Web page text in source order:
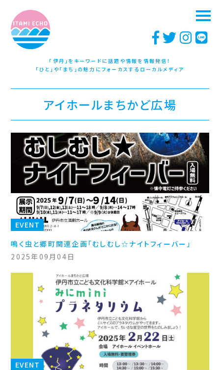
「伊丹」をキーワードに話題や情報を情報発信！
「ひと」や「まち」の魅力にフォーカスするローカルメディア
アイホールまちかど広場
EVENT
鳴く虫と郷町関連企画「むしむし☆ナイトフィーバー」
2025年09月04日
EVENT